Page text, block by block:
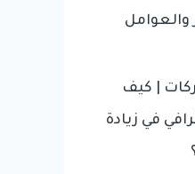
والعوامل
| كيف
في زيادة